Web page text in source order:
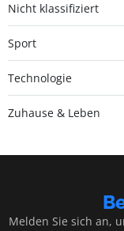
Nicht klassifiziert
Sport
Technologie
Zuhause & Leben
Melden Sie sich an,